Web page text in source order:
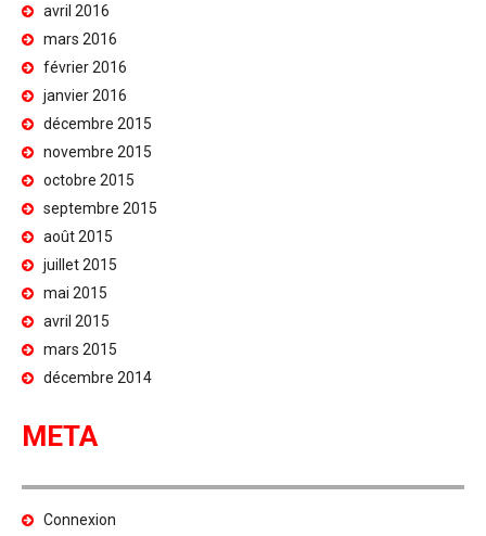
avril 2016
mars 2016
février 2016
janvier 2016
décembre 2015
novembre 2015
octobre 2015
septembre 2015
août 2015
juillet 2015
mai 2015
avril 2015
mars 2015
décembre 2014
META
Connexion